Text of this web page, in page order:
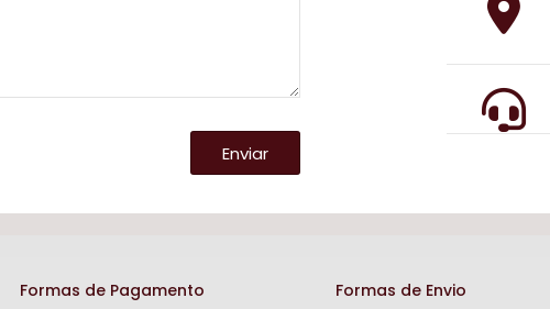
Enviar
Formas de Pagamento Formas de Envio